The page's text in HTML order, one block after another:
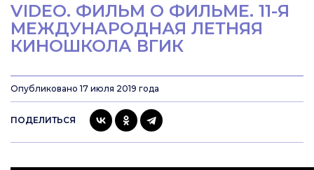
VIDEO. ФИЛЬМ О ФИЛЬМЕ. 11-Я
МЕЖДУНАРОДНАЯ ЛЕТНЯЯ
КИНОШКОЛА ВГИК
Опубликовано 17 июля 2019 года
ПОДЕЛИТЬСЯ